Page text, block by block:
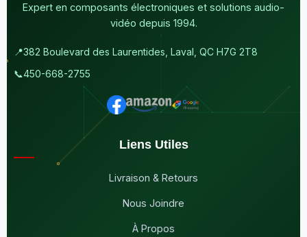
Expert en composants électroniques et solutions audio-
vidéo depuis 1994.
📍382 Boulevard des Laurentides, Laval, QC H7G 2T8
📞450-668-2755
Liens Utiles
Livraison & Retours
Nous Joindre
À Propos